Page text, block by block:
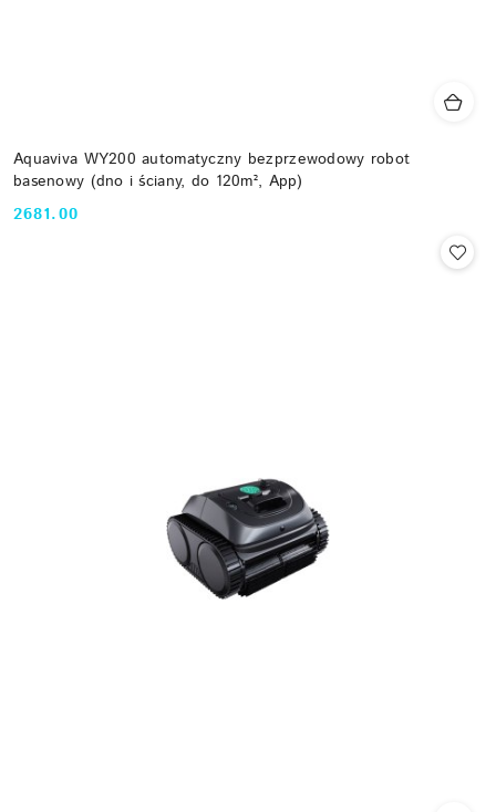
Aquaviva WY200 automatyczny bezprzewodowy robot
basenowy (dno i ściany, do 120m², App)
Cena:
2681.00